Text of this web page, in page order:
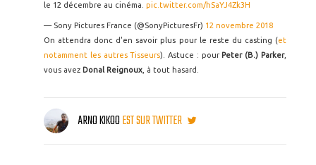
le 12 décembre au cinéma. pic.twitter.com/hSaYJ4Zk3H
— Sony Pictures France (@SonyPicturesFr) 12 novembre 2018
On attendra donc d'en savoir plus pour le reste du casting (et
notamment les autres Tisseurs). Astuce : pour Peter (B.) Parker,
vous avez Donal Reignoux , à tout hasard.
ARNO KIKOOEST SUR TWITTER